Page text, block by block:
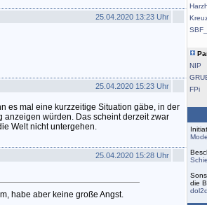
25.04.2020 13:23 Uhr
25.04.2020 15:23 Uhr
es mal eine kurzzeitige Situation gäbe, in der
würden. Das scheint derzeit zwar
Welt nicht untergehen.
25.04.2020 15:28 Uhr
habe aber keine große Angst.
SBF_
NIP
FPi
die